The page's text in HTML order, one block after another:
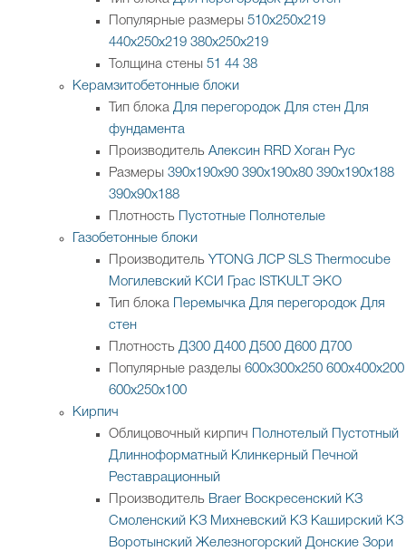
Популярные размеры 510х250х219
440х250х219 380х250х219
Толщина стены 51 44 38
Керамзитобетонные блоки
Тип блока Для перегородок Для стен Для
фундамента
Производитель Алексин RRD Хоган Рус
Размеры 390х190х90 390х190х80 390х190х188
390х90х188
Плотность
Пустотные
Полнотелые
Газобетонные блоки
Производитель YTONG ЛСР SLS
Thermocube
Могилевский КСИ
Грас ISTKULT
ЭКО
Тип блока
Перемычка Для перегородок Для
стен
Плотность Д300 Д400 Д500 Д600 Д700
Популярные разделы 600х300х250 600х400х200
600х250х100
Кирпич
Облицовочный кирпич
Полнотелый
Пустотный
Длинноформатный Клинкерный
Печной
Реставрационный
Производитель Braer Воскресенский КЗ
Смоленский КЗ Михневский КЗ Каширский КЗ
Воротынский Железногорский Донские Зори